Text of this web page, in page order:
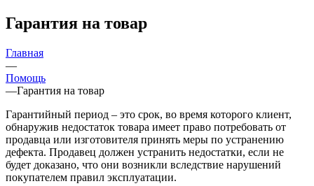
Гарантия на товар
Главная
—
Помощь
—Гарантия на товар
Гарантийный период – это срок, во время которого клиент,
обнаружив недостаток товара имеет право потребовать от
продавца или изготовителя принять меры по устранению
дефекта. Продавец должен устранить недостатки, если не
будет доказано, что они возникли вследствие нарушений
покупателем правил эксплуатации.